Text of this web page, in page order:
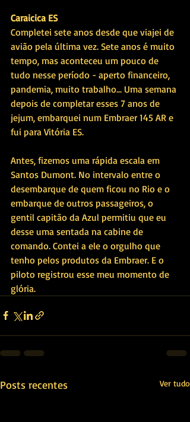
Caraicica ES
Completei sete anos desde que viajei de
avião pela última vez. Sete anos é muito
tempo, mas aconteceu um pouco de
tudo nesse período - aperto financeiro,
pandemia, muito trabalho... Uma semana
depois de completar esses 7 anos de
jejum, embarquei num Embraer 145 AR e
fui para Vitória ES.
Antes, fizemos uma rápida escala em
Santos Dumont. No intervalo entre o
desembarque de quem ficou no Rio e o
embarque de outros passageiros, o
gentil capitão da Azul permitiu que eu
desse uma sentada na cabine de
comando. Contei a ele o orgulho que
tenho pelos produtos da Embraer. E o
piloto registrou esse meu momento de
glória.
Posts recentes Ver tudo